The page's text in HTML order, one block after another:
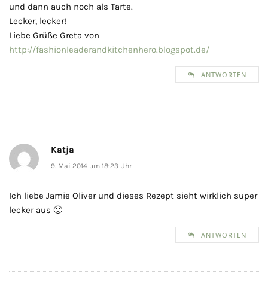
und dann auch noch als Tarte.
Lecker, lecker!
Liebe Grüße Greta von
http://fashionleaderandkitchenhero.blogspot.de/
ANTWORTEN
Katja
9. Mai 2014 um 18:23 Uhr
Ich liebe Jamie Oliver und dieses Rezept sieht wirklich super
lecker aus 🙂
ANTWORTEN